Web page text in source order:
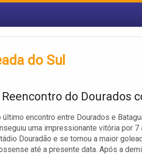
do Sul
Reencontro do Dourados
último encontro entre Dourados e
uma impressionante vitória por 7
Douradão e se tornou a maior
até a presente data. Após a